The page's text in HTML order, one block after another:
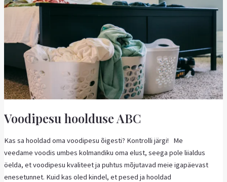
Voodipesu hoolduse ABC
Kas sa hooldad oma voodipesu õigesti? Kontrolli järgi! Me
veedame voodis umbes kolmandiku oma elust, seega pole liialdus
öelda, et voodipesu kvaliteet ja puhtus mõjutavad meie igapäevast
enesetunnet. Kuid kas oled kindel, et pesed ja hooldad
ABC